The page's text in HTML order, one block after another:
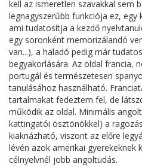
kell az ismeretlen szavakkal sem
legnagyszerűbb funkciója ez, egy
ami tudatosítja a kezdő
egy soronként memorizálandó
van...), a haladó pedig már
begyakorlására. Az oldal francia,
portugál és természetesen
tanulásához használható.
tartalmakat fedeztem fel, de
működik az oldal. Minimális
kattingatói ösztönökkel) a
kiaknázható, viszont az előre
lévén azok amerikai gyerekeknek
célnyelvnél jobb angoltudás.